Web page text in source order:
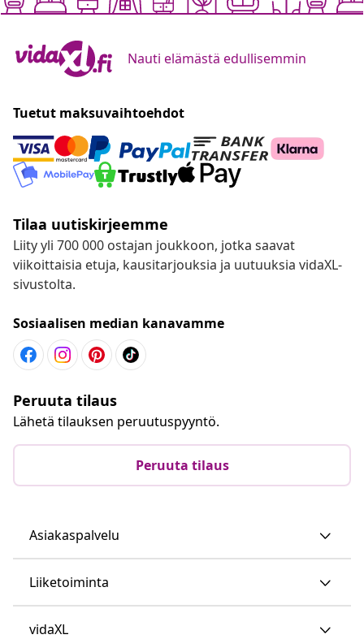
Nauti elämästä edullisemmin
Tuetut maksuvaihtoehdot
Tilaa uutiskirjeemme
Liity yli 700 000 ostajan joukkoon, jotka saavat
viikoittaisia etuja, kausitarjouksia ja uutuuksia vidaXL-
sivustolta.
Sosiaalisen median kanavamme
Peruuta tilaus
Lähetä tilauksen peruutuspyyntö.
Peruuta tilaus
Asiakaspalvelu
Liiketoiminta
vidaXL